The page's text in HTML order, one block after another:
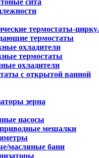
сита
термостаты-
термостаты
охладители
термостаты
охладители
с открытой ванной
зерна
насосы
мешалки
масляные бани